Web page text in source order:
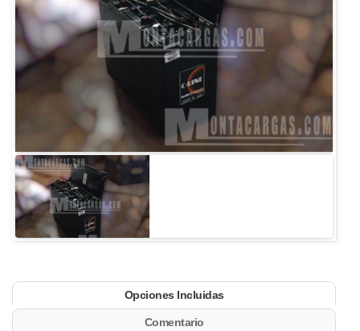
Opciones Incluidas
Comentario